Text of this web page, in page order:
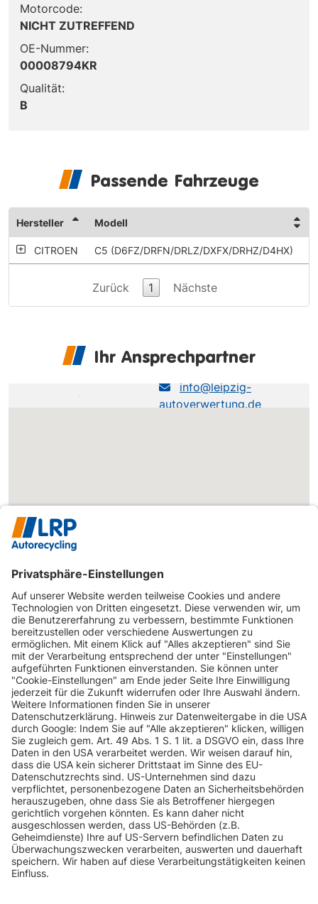
Motorcode:
NICHT ZUTREFFEND
OE-Nummer:
00008794KR
Qualität:
B
Passende Fahrzeuge
Hersteller Modell
CITROEN C5 (D6FZ/DRFN/DRLZ/DXFX/DRHZ/D4HX)
Zurück 1 Nächste
Ihr Ansprechpartner
LRP NL Brahestraße
info@leipzig-
autoverwertung.de
INFORMATIONEN
KUNDENSERVICE
INFORMATIONEN
ZAHLUNGSARTEN
KONTAKT